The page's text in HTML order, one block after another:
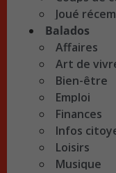
Joué
Balados
Affaires
Art de
Bien-être
Emploi
Finances
Infos
Loisirs
Musique